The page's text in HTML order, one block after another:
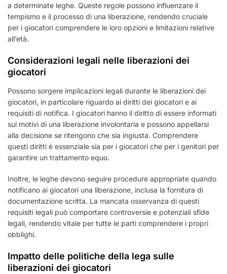
a determinate leghe. Queste regole possono influenzare il
tempismo e il processo di una liberazione, rendendo cruciale
per i giocatori comprendere le loro opzioni e limitazioni relative
all’età.
Considerazioni legali nelle liberazioni dei
giocatori
Possono sorgere implicazioni legali durante le liberazioni dei
giocatori, in particolare riguardo ai diritti dei giocatori e ai
requisiti di notifica. I giocatori hanno il diritto di essere informati
sui motivi di una liberazione involontaria e possono appellarsi
alla decisione se ritengono che sia ingiusta. Comprendere
questi diritti è essenziale sia per i giocatori che per i genitori per
garantire un trattamento equo.
Inoltre, le leghe devono seguire procedure appropriate quando
notificano ai giocatori una liberazione, inclusa la fornitura di
documentazione scritta. La mancata osservanza di questi
requisiti legali può comportare controversie e potenziali sfide
legali, rendendo vitale per tutte le parti comprendere i propri
obblighi.
Impatto delle politiche della lega sulle
liberazioni dei giocatori